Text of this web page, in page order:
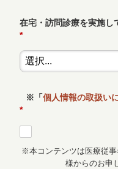
在宅・訪問診療を実施し
*
※「個人情報の取扱い
*
※本コンテンツは医療従
様からのお申